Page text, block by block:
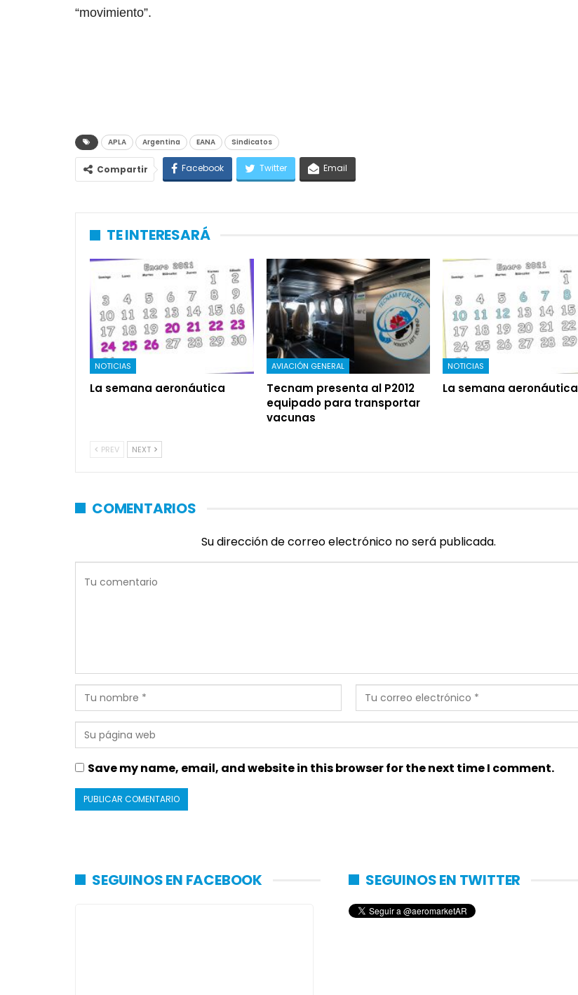
“movimiento”.
APLA Argentina EANA Sindicatos
Compartir Facebook Twitter Email
TE INTERESARÁ
NOTICIAS
La semana aeronáutica
AVIACIÓN GENERAL
Tecnam presenta al P2012
equipado para transportar
vacunas
NOTICIAS
La semana aeronáutica
PREV NEXT
COMENTARIOS
Su dirección de correo electrónico no será publicada.
Save my name, email, and website in this browser for the next time I comment.
SEGUINOS EN FACEBOOK SEGUINOS EN TWITTER